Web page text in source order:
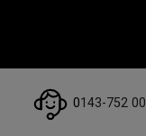
0143-752 00